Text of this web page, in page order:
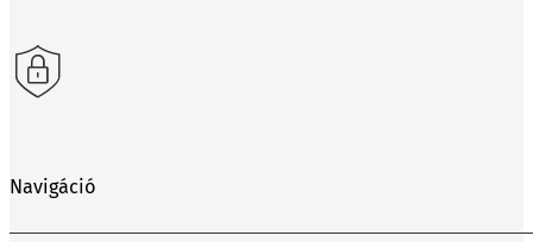
Navigáció